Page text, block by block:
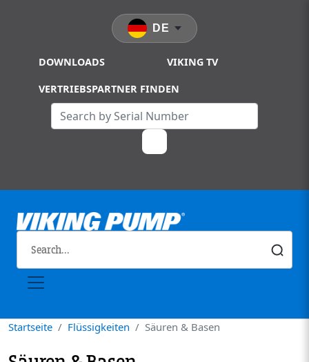
DOWNLOADS VIKING TV
VERTRIEBSPARTNER FINDEN
DE
Startseite Flüssigkeiten Säuren & Basen